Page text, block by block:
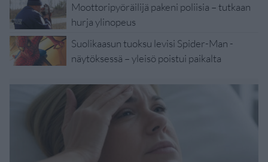
Moottoripyöräilijä pakeni poliisia – tutkaan
hurja ylinopeus
Suolikaasun tuoksu levisi Spider-Man -
näytöksessä – yleisö poistui paikalta